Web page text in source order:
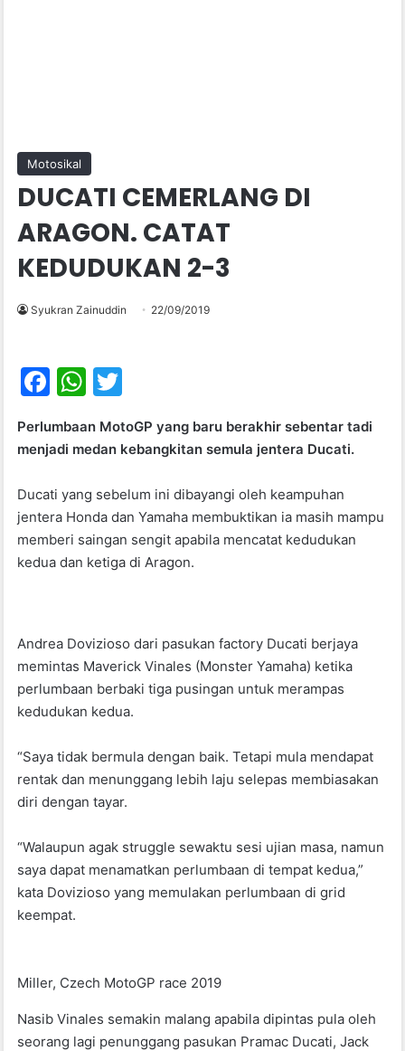
Motosikal
DUCATI CEMERLANG DI
ARAGON. CATAT
KEDUDUKAN 2-3
Syukran Zainuddin 22/09/2019
F
c
b
o
o
W
at
A
p
p
itt
Perlumbaan MotoGP yang baru berakhir sebentar tadi
menjadi medan kebangkitan semula jentera Ducati.
Ducati yang sebelum ini dibayangi oleh keampuhan
jentera Honda dan Yamaha membuktikan ia masih mampu
memberi saingan sengit apabila mencatat kedudukan
kedua dan ketiga di Aragon.
Andrea Dovizioso dari pasukan factory Ducati berjaya
memintas Maverick Vinales (Monster Yamaha) ketika
perlumbaan berbaki tiga pusingan untuk merampas
kedudukan kedua.
“Saya tidak bermula dengan baik. Tetapi mula mendapat
rentak dan menunggang lebih laju selepas membiasakan
diri dengan tayar.
“Walaupun agak struggle sewaktu sesi ujian masa, namun
saya dapat menamatkan perlumbaan di tempat kedua,”
kata Dovizioso yang memulakan perlumbaan di grid
keempat.
Miller, Czech MotoGP race 2019
Nasib Vinales semakin malang apabila dipintas pula oleh
seorang lagi penunggang pasukan Pramac Ducati, Jack